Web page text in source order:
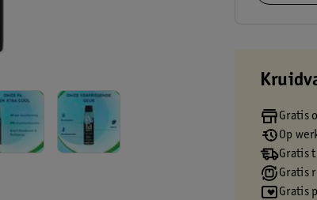
Gratis
Op
Gratis
Gratis
Gratis